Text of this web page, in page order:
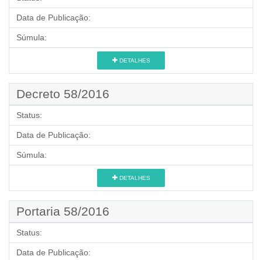
Data de Publicação:
Súmula:
DETALHES
Decreto 58/2016
Status:
Data de Publicação:
Súmula:
DETALHES
Portaria 58/2016
Status:
Data de Publicação: